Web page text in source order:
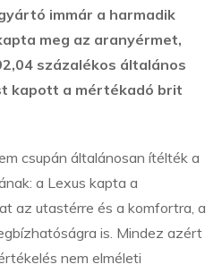
immár a harmadik
meg az aranyérmet,
százalékos általános
kapott a mértékadó brit
csupán általánosan ítélték a
a Lexus kapta a
az utastérre és a komfortra, a
is. Mindez azért
nem elméleti